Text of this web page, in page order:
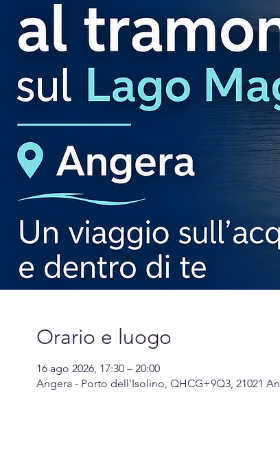
Orario e luogo
16 ago 2026, 17:30 – 20:00
Angera - Porto dell'Isolino, QHCG+9Q3, 21021